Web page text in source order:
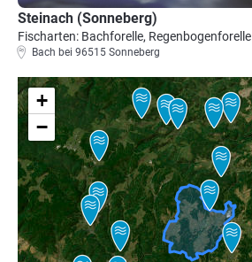
Steinach (Sonneberg)
Fischarten: Bachforelle, Regenbogenforelle
Bach bei 96515 Sonneberg
+
−